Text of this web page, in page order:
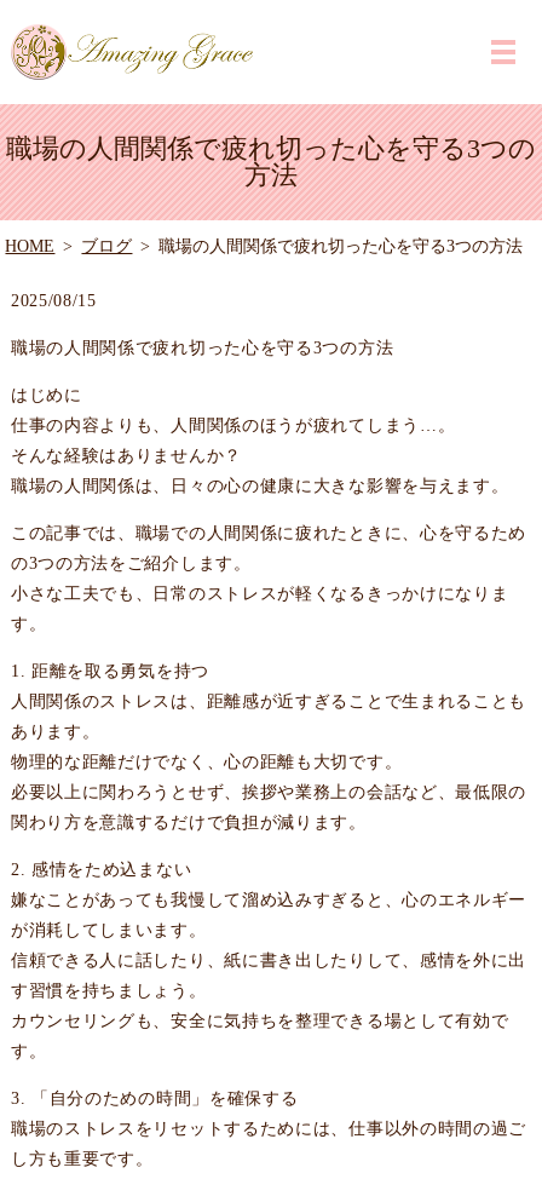
職場の人間関係で疲れ切った心を守る3つの
方法
HOME ブログ 職場の人間関係で疲れ切った心を守る3つの方法
2025/08/15
職場の人間関係で疲れ切った心を守る3つの方法
はじめに
仕事の内容よりも、人間関係のほうが疲れてしまう…。
そんな経験はありませんか？
職場の人間関係は、日々の心の健康に大きな影響を与えます。
この記事では、職場での人間関係に疲れたときに、心を守るため
の3つの方法をご紹介します。
小さな工夫でも、日常のストレスが軽くなるきっかけになりま
す。
1. 距離を取る勇気を持つ
人間関係のストレスは、距離感が近すぎることで生まれることも
あります。
物理的な距離だけでなく、心の距離も大切です。
必要以上に関わろうとせず、挨拶や業務上の会話など、最低限の
関わり方を意識するだけで負担が減ります。
2. 感情をため込まない
嫌なことがあっても我慢して溜め込みすぎると、心のエネルギー
が消耗してしまいます。
信頼できる人に話したり、紙に書き出したりして、感情を外に出
す習慣を持ちましょう。
カウンセリングも、安全に気持ちを整理できる場として有効で
す。
3. 「自分のための時間」を確保する
職場のストレスをリセットするためには、仕事以外の時間の過ご
し方も重要です。